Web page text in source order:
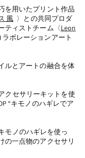
を用いたプリント作品
風〉との共同プロダ
ティストチーム〈Leon
ラボレーションアート
ルとアートの融合を体
クセサリーキットを使
“キモノのハギレでア
モノのハギレを使っ
の一点物のアクセサリ